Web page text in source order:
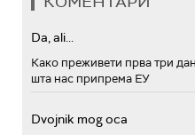
Da, ali...
Како преживети прва три
шта нас припрема ЕУ
Dvojnik mog oca